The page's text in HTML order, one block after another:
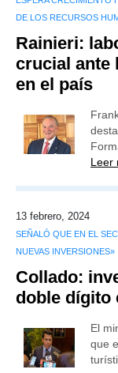
DE LOS RECURSOS
Rainieri:
crucial ante
en el país
Leer
13 febrero, 2024
SEÑALÓ QUE EN EL
NUEVAS INVERSIONES»
Collado:
doble dígito
El
que